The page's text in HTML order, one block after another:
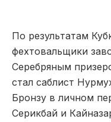
По результатам
фехтовальщики
Серебряным
стал саблист
Бронзу в личном
Серикбай и